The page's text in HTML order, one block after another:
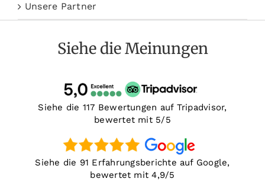
Unsere Partner
Siehe die Meinungen
Siehe die 117 Bewertungen auf Tripadvisor,
bewertet mit 5/5
Siehe die 91 Erfahrungsberichte auf Google,
bewertet mit 4,9/5